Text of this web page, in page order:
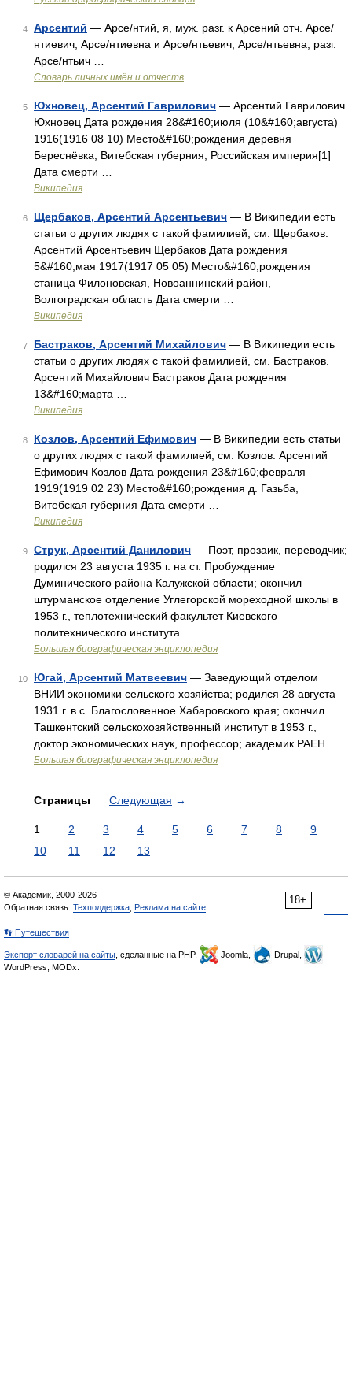
4 Арсентий — Арсе/нтий, я, муж. разг. к Арсений отч. Арсе/
нтиевич, Арсе/нтиевна и Арсе/нтьевич, Арсе/нтьевна; разг.
Арсе/нтьич …
Словарь личных имён и отчеств
5 Юхновец, Арсентий Гаврилович — Арсентий Гаврилович
Юхновец Дата рождения 28&#160;июля (10&#160;августа)
1916(1916 08 10) Место&#160;рождения деревня
Береснёвка, Витебская губерния, Российская империя[1]
Дата смерти …
Википедия
6 Щербаков, Арсентий Арсентьевич — В Википедии есть
статьи о других людях с такой фамилией, см. Щербаков.
Арсентий Арсентьевич Щербаков Дата рождения
5&#160;мая 1917(1917 05 05) Место&#160;рождения
станица Филоновская, Новоаннинский район,
Волгоградская область Дата смерти …
Википедия
7 Бастраков, Арсентий Михайлович — В Википедии есть
статьи о других людях с такой фамилией, см. Бастраков.
Арсентий Михайлович Бастраков Дата рождения
13&#160;марта …
Википедия
8 Козлов, Арсентий Ефимович — В Википедии есть статьи
о других людях с такой фамилией, см. Козлов. Арсентий
Ефимович Козлов Дата рождения 23&#160;февраля
1919(1919 02 23) Место&#160;рождения д. Газьба,
Витебская губерния Дата смерти …
Википедия
9 Струк, Арсентий Данилович — Поэт, прозаик, переводчик;
родился 23 августа 1935 г. на ст. Пробуждение
Думинического района Калужской области; окончил
штурманское отделение Углегорской мореходной школы в
1953 г., теплотехнический факультет Киевского
политехнического института …
Большая биографическая энциклопедия
10 Югай, Арсентий Матвеевич — Заведующий отделом
ВНИИ экономики сельского хозяйства; родился 28 августа
1931 г. в с. Благословенное Хабаровского края; окончил
Ташкентский сельскохозяйственный институт в 1953 г.,
доктор экономических наук, профессор; академик РАЕН …
Большая биографическая энциклопедия
Страницы Следующая →
1 2 3 4 5 6 7 8
9
10
11 12 13
18+
© Академик, 2000-2026
Обратная связь: Техподдержка Реклама на сайте
👣 Путешествия
Экспорт словарей на сайты , сделанные на PHP, Joomla,
Drupal,
WordPress, MODx.